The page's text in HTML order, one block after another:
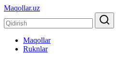
Maqollar.uz
Maqollar
Ruknlar